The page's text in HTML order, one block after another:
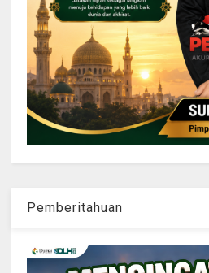
Pemberitahuan